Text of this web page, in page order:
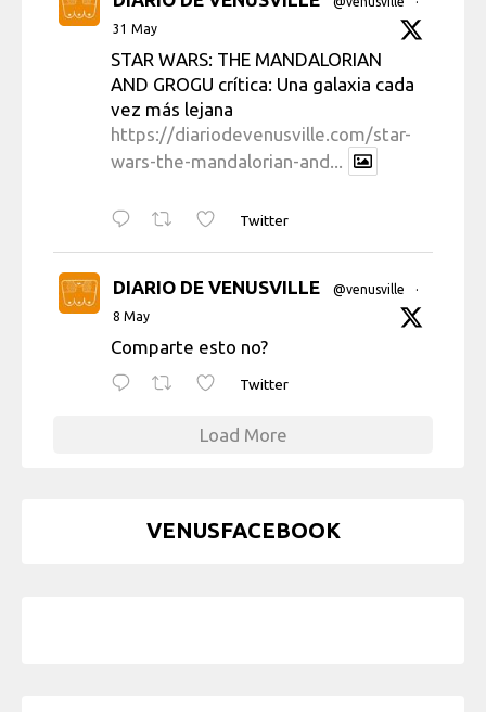
31 May
STAR WARS: THE MANDALORIAN
AND GROGU crítica: Una galaxia cada
vez más lejana
https://diariodevenusville.com/star-
wars-the-mandalorian-and...
Twitter
DIARIO DE VENUSVILLE @venusville
·
8 May
Comparte esto no?
Twitter
Load More
VENUSFACEBOOK